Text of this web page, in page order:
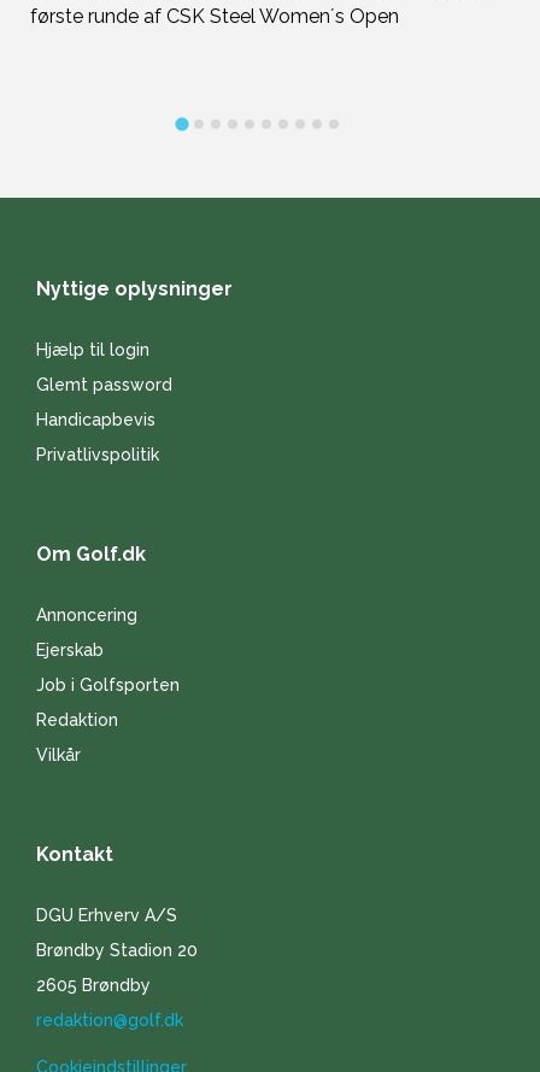
første runde af CSK Steel Women´s Open
Nyttige oplysninger
Hjælp til login
Glemt password
Handicapbevis
Privatlivspolitik
Om Golf.dk
Annoncering
Ejerskab
Job i Golfsporten
Redaktion
Vilkår
Kontakt
DGU Erhverv A/S
Brøndby Stadion 20
2605 Brøndby
redaktion@golf.dk
Cookieindstillinger